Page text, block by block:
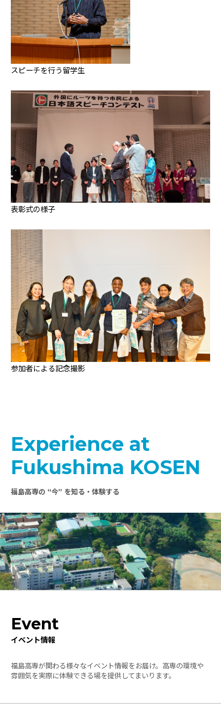
スピーチを行う留学生
表彰式の様子
参加者による記念撮影
Experience at
Fukushima KOSEN
福島高専の “今” を知る・体験する
Event
イベント情報
福島高専が関わる様々なイベント情報をお届け。高専の環境や
雰囲気を実際に体験できる場を提供してまいります。